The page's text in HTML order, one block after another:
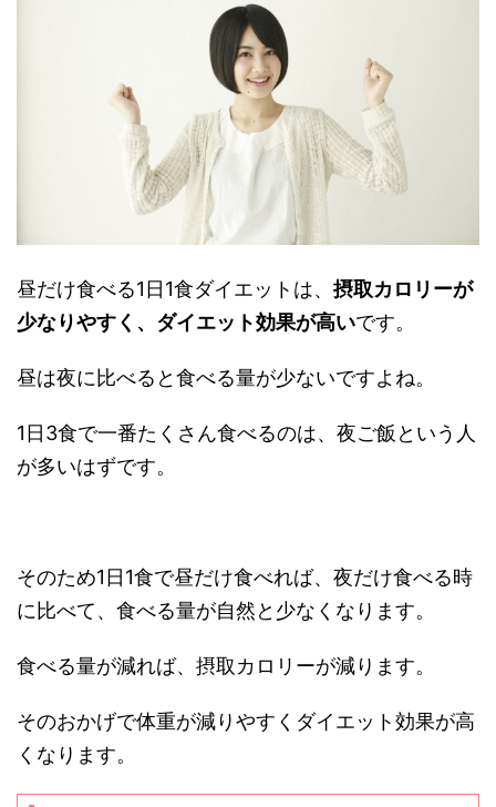
昼だけ食べる1日1食ダイエットは、 摂取カロリーが
少なりやすく、ダイエット効果が高いです。
昼は夜に比べると食べる量が少ないですよね。
1日3食で一番たくさん食べるのは、夜ご飯という人
が多いはずです。
そのため1日1食で昼だけ食べれば、夜だけ食べる時
に比べて、食べる量が自然と少なくなります。
食べる量が減れば、摂取カロリーが減ります。
そのおかげで体重が減りやすくダイエット効果が高
くなります。